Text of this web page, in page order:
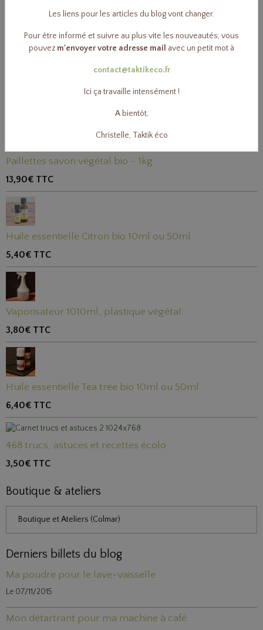
Percarbonate de sodium
Paillettes savon végétal bio - 1kg
13,90€ TTC
Huile essentielle Citron bio 10ml ou 50ml
5,40€ TTC
Vaporisateur 1010ml, plastique végétal
3,80€ TTC
Huile essentielle Tea tree bio 10ml ou 50ml
6,40€ TTC
468 trucs, astuces et recettes écolo
3,50€ TTC
Boutique & ateliers
Boutique et Ateliers (Colmar)
Derniers billets du blog
Ma poudre pour le lave-vaisselle
Le 07/11/2015
Mon détartrant pour ma machine à café
Les liens pour les articles du blog vont changer.
Pour être informé et suivre au plus vite les nouveautés, vous
pouvez m'envoyer votre adresse mail avec un petit mot à
contact@taktikeco.fr
Ici ça travaille intensément !
A bientôt,
Christelle, Taktik éco